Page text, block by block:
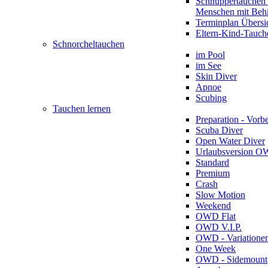
Menschen mit
Terminplan
Eltern-Kind-
Schnorcheltauchen
im Pool
im See
Skin Diver
Apnoe
Scubing
Tauchen lernen
Preparation -
Scuba Diver
Open Water Diver
Urlaubsversion
Standard
Premium
Crash
Slow Motion
Weekend
OWD Flat
OWD V.I.P.
OWD -
One Week
OWD - Sidemount